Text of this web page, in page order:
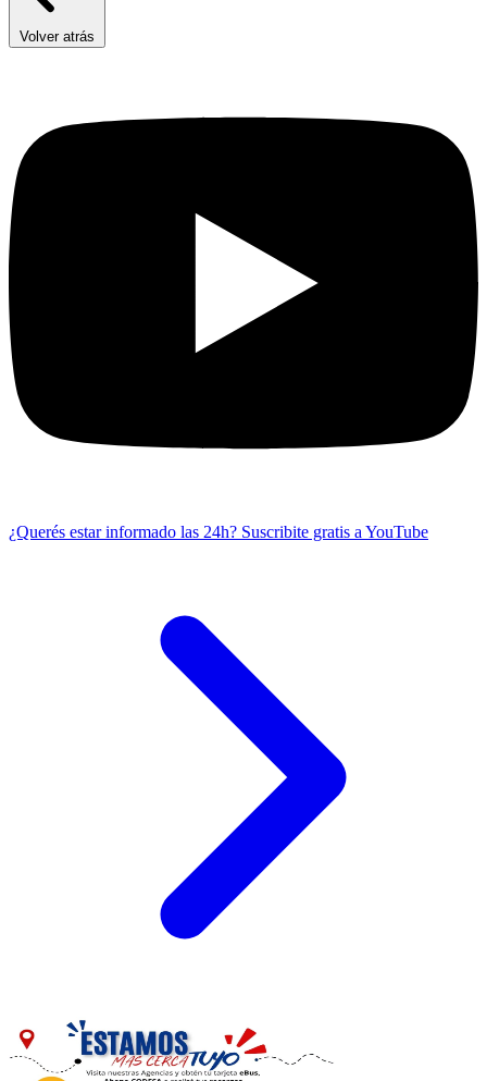
Volver atrás
¿Querés estar informado las 24h? Suscribite gratis a YouTube